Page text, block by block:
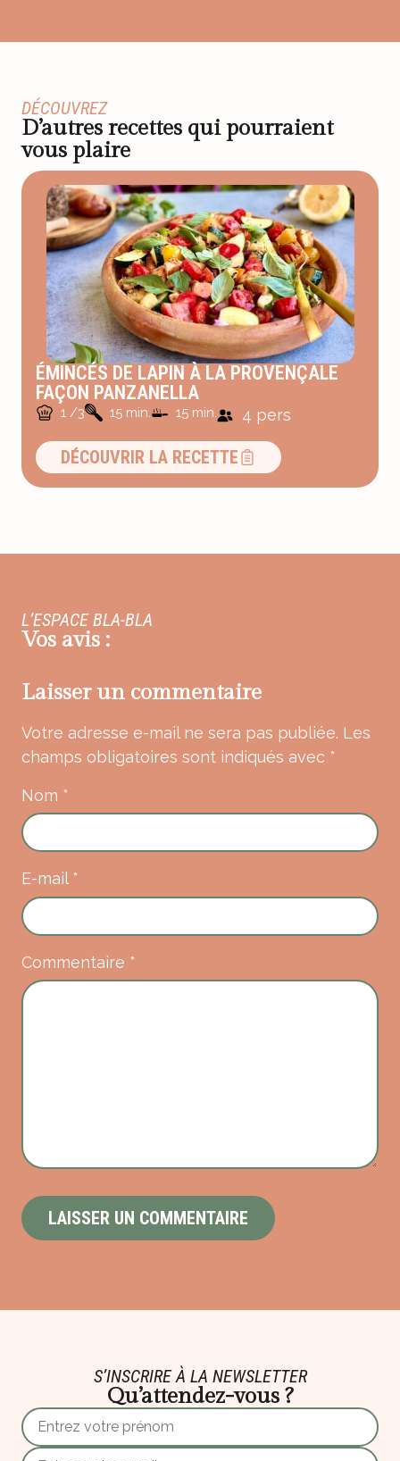
DÉCOUVREZ
D’autres recettes qui pourraient
vous plaire
ÉMINCÉS DE LAPIN À LA PROVENÇALE
FAÇON PANZANELLA
1 /3 15 min. 15 min. 4 pers
DÉCOUVRIR LA RECETTE
L’ESPACE BLA-BLA
Vos avis :
Laisser un commentaire
Votre adresse e-mail ne sera pas publiée. Les
champs obligatoires sont indiqués avec *
Commentaire *
Nom *
E-mail *
S’INSCRIRE À LA NEWSLETTER
Qu’attendez-vous ?